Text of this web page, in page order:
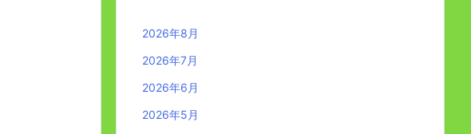
2026年8月
2026年7月
2026年6月
2026年5月